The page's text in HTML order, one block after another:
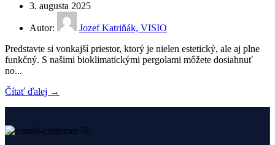
3. augusta 2025
Autor:
Jozef Katriňák, VISIO
Predstavte si vonkajší priestor, ktorý je nielen estetický, ale aj plne
funkčný. S našimi bioklimatickými pergolami môžete dosiahnuť
no...
Čítať ďalej →